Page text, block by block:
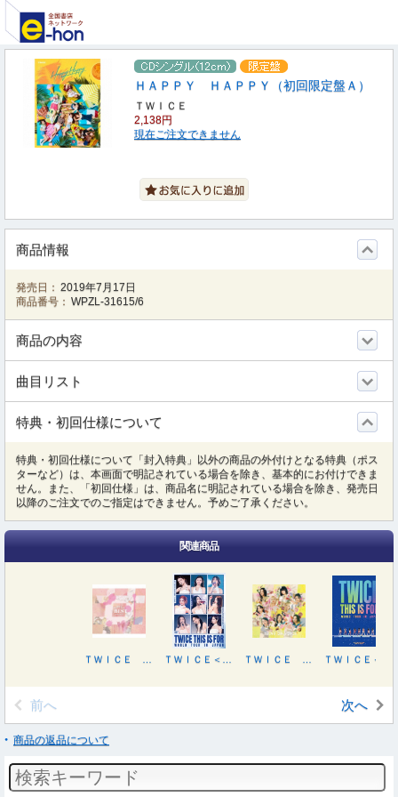
ＨＡＰＰＹ ＨＡＰＰＹ（初回限定盤Ａ）
ＴＷＩＣＥ
2,138円
現在ご注文できません
商品情報
発売日： 2019年7月17日
商品番号： WPZL-31615/6
商品の内容
曲目リスト
特典・初回仕様について
特典・初回仕様について「封入特典」以外の商品の外付けとなる特典（ポス
ターなど）は、本画面で明記されている場合を除き、基本的にお付けできま
せん。また、「初回仕様」は、商品名に明記されている場合を除き、発売日
以降のご注文でのご指定はできません。予めご了承ください。
関連商品
前へ 次へ
商品の返品について